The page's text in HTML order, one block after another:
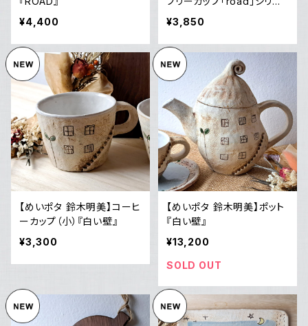
¥4,400
ズ
¥3,850
【めいポタ 鈴木明美】コーヒ
ーカップ（小）『白い壁』
¥3,300
【めいポタ 鈴木明美】ポット
『白い壁』
¥13,200
SOLD OUT